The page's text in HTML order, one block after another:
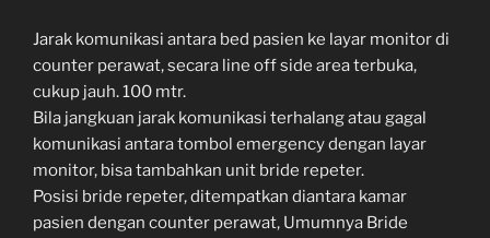
Jarak komunikasi antara bed pasien ke layar monitor di
counter perawat, secara line off side area terbuka,
cukup jauh. 100 mtr.
Bila jangkuan jarak komunikasi terhalang atau gagal
komunikasi antara tombol emergency dengan layar
monitor, bisa tambahkan unit bride repeter.
Posisi bride repeter, ditempatkan diantara kamar
pasien dengan counter perawat, Umumnya Bride